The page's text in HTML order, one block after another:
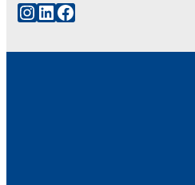
فیس‌بوک